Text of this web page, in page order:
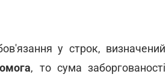
у строк, визначений
, то сума заборгованості